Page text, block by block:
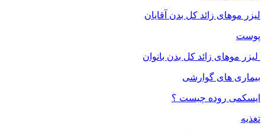
لیزر موهای زائد کل بدن آقایان
پوست
لیزر موهای زائد کل بدن بانوان
بیماری های گوارشی
ایسکمی روده چیست ؟
تغذیه